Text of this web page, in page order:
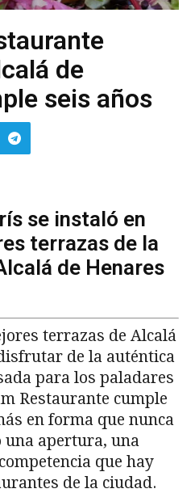
de
seis años
se instaló en
terrazas de la
de Henares
terrazas de Alcalá
de la auténtica
para los paladares
Restaurante cumple
en forma que nunca
apertura, una
que hay
de la ciudad.